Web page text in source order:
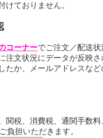
けておりません。
コーナーでご注文／配送
注文状況にデータが反映
たか、メールアドレスな
関税、消費税、通関手数
負担いただきます。